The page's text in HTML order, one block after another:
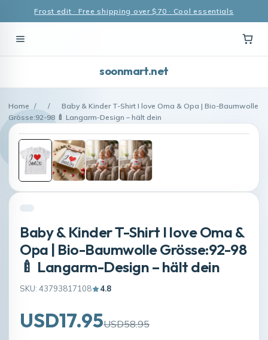
Frost edit · Free shipping over $70 · Cool essentials
soonmart.net
Home / /
Baby & Kinder T-Shirt I love Oma & Opa | Bio-Baumwolle
Grösse:92-98 🍼 Langarm-Design – hält dein
Baby & Kinder T-Shirt I love Oma &
Opa | Bio-Baumwolle Grösse:92-98
🍼 Langarm-Design – hält dein
SKU: 43793817108 4.8
USD17.95USD58.95